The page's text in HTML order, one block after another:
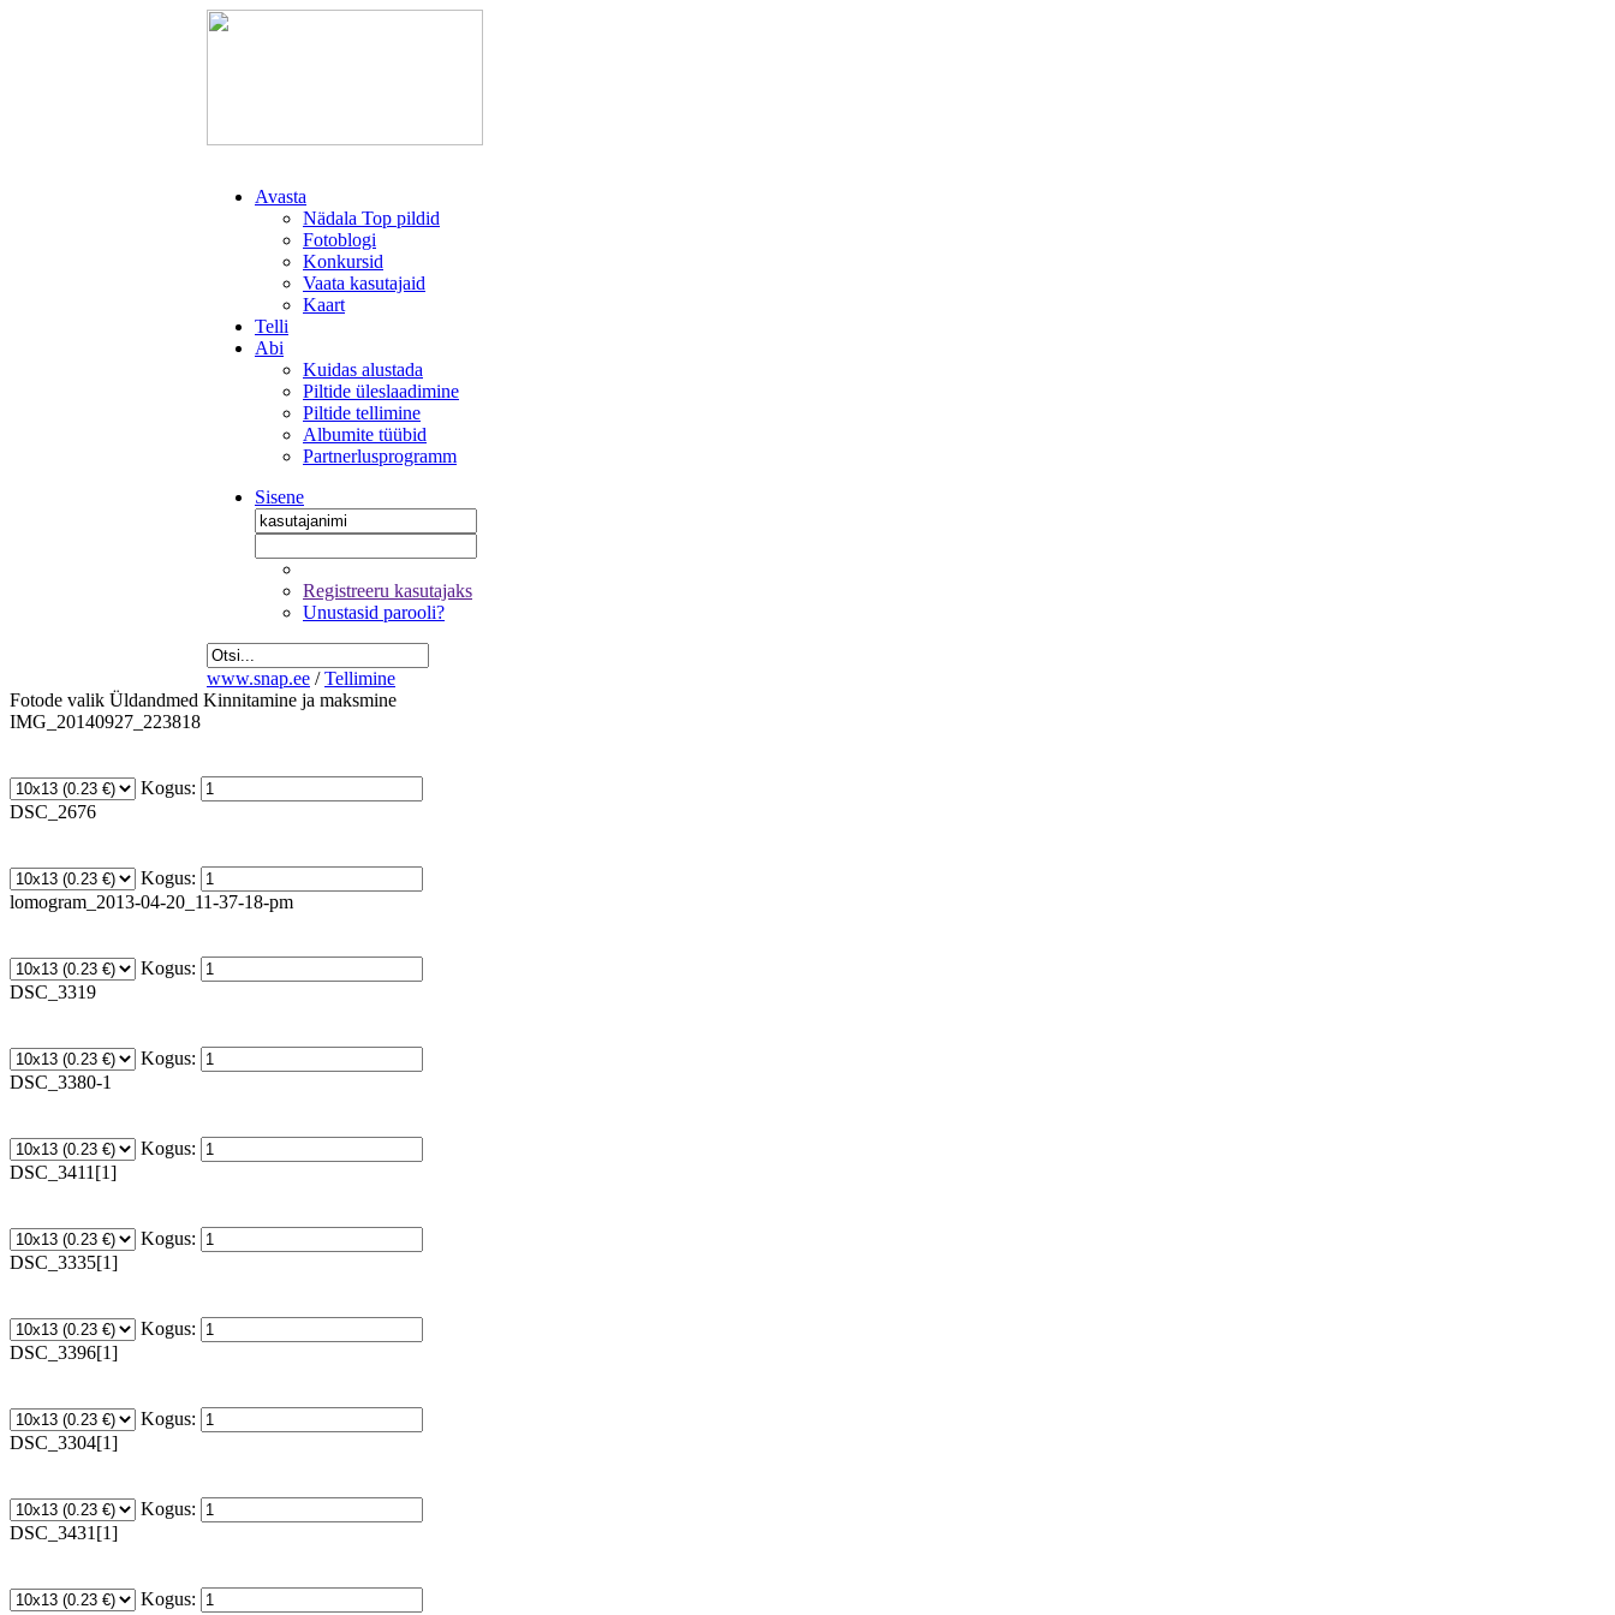
Avasta
Nädala Top pildid
Fotoblogi
Konkursid
Vaata kasutajaid
Kaart
Telli
Abi
Kuidas alustada
Piltide üleslaadimine
Piltide tellimine
Albumite tüübid
Partnerlusprogramm
Sisene
Registreeru kasutajaks
Unustasid parooli?
www.snap.ee / Tellimine
Fotode valik Üldandmed Kinnitamine ja maksmine
IMG_20140927_223818
Kogus:
DSC_2676
Kogus:
lomogram_2013-04-20_11-37-18-pm
Kogus:
DSC_3319
Kogus:
DSC_3380-1
Kogus:
DSC_3411[1]
Kogus:
DSC_3335[1]
Kogus:
DSC_3396[1]
Kogus:
DSC_3304[1]
Kogus:
DSC_3431[1]
Kogus: